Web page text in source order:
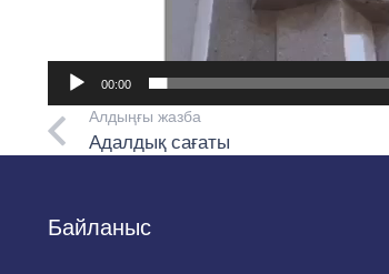
00:00
Алдыңғы жазба
Адалдық сағаты
Байланыс